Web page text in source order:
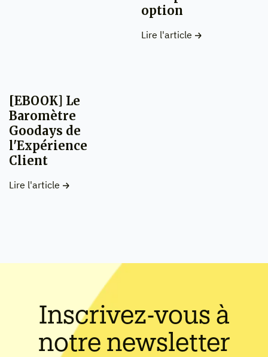
option
Lire l'article
[EBOOK] Le
Baromètre
Goodays de
l'Expérience
Client
Lire l'article
Inscrivez-vous à
notre newsletter